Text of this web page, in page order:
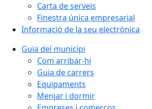
Carta de serveis
Finestra única empresarial
Informació de la seu electrònica
Guia del municipi
Com arribar-hi
Guia de carrers
Equipaments
Menjar i dormir